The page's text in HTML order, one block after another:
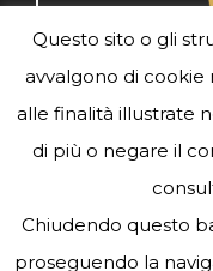
Traveller
Questo sito o gli
avvalgono di cookie
alle finalità illustrate
di più o negare il
Chiudendo questo
proseguendo la